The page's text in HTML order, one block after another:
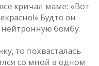
кричал маме: «Вот
Будто он
бомбу.
то похвасталась
со мной в одном